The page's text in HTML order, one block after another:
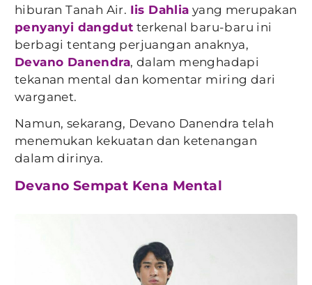
hiburan Tanah Air. Iis Dahlia yang merupakan
penyanyi dangdut terkenal baru-baru ini
berbagi tentang perjuangan anaknya,
Devano Danendra, dalam menghadapi
tekanan mental dan komentar miring dari
warganet.
Namun, sekarang, Devano Danendra telah
menemukan kekuatan dan ketenangan
dalam dirinya.
Devano Sempat Kena Mental